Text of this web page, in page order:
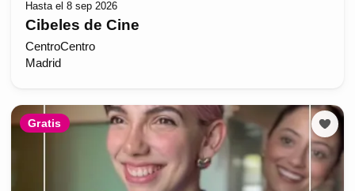
Hasta el 8 sep 2026
Cibeles de Cine
CentroCentro
Madrid
Gratis